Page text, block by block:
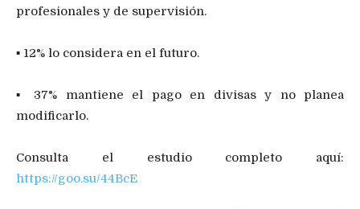
profesionales y de supervisión.
▪ 12% lo considera en el futuro.
▪ 37% mantiene el pago en divisas y no planea
modificarlo.
Consulta el estudio completo aquí:
https://goo.su/44BcE